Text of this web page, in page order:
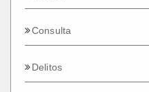
Consulta
Delitos